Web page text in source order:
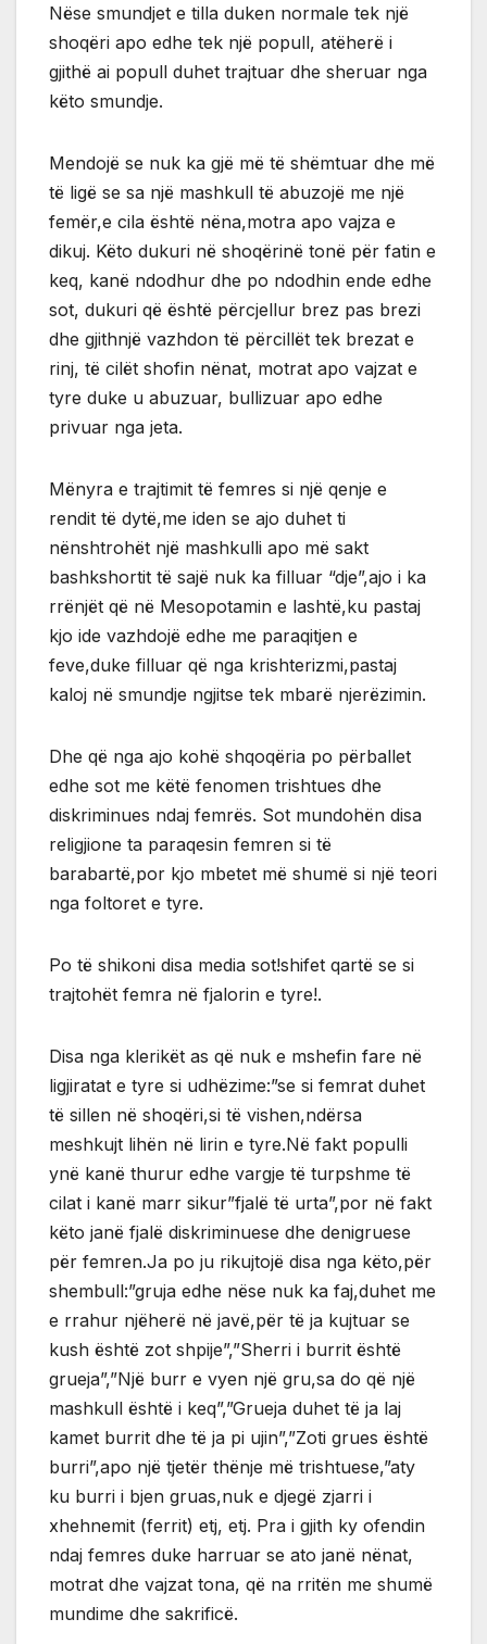
Nëse smundjet e tilla duken normale tek një
shoqëri apo edhe tek një popull, atëherë i
gjithë ai popull duhet trajtuar dhe sheruar nga
këto smundje.
Mendojë se nuk ka gjë më të shëmtuar dhe më
të ligë se sa një mashkull të abuzojë me një
femër,e cila është nëna,motra apo vajza e
dikuj. Këto dukuri në shoqërinë tonë për fatin e
keq, kanë ndodhur dhe po ndodhin ende edhe
sot, dukuri që është përcjellur brez pas brezi
dhe gjithnjë vazhdon të përcillët tek brezat e
rinj, të cilët shofin nënat, motrat apo vajzat e
tyre duke u abuzuar, bullizuar apo edhe
privuar nga jeta.
Mënyra e trajtimit të femres si një qenje e
rendit të dytë,me iden se ajo duhet ti
nënshtrohët një mashkulli apo më sakt
bashkshortit të sajë nuk ka filluar “dje”,ajo i ka
rrënjët që në Mesopotamin e lashtë,ku pastaj
kjo ide vazhdojë edhe me paraqitjen e
feve,duke filluar që nga krishterizmi,pastaj
kaloj në smundje ngjitse tek mbarë njerëzimin.
Dhe që nga ajo kohë shqoqëria po përballet
edhe sot me këtë fenomen trishtues dhe
diskriminues ndaj femrës. Sot mundohën disa
religjione ta paraqesin femren si të
barabartë,por kjo mbetet më shumë si një teori
nga foltoret e tyre.
Po të shikoni disa media sot!shifet qartë se si
trajtohët femra në fjalorin e tyre!.
Disa nga klerikët as që nuk e mshefin fare në
ligjiratat e tyre si udhëzime:”se si femrat duhet
të sillen në shoqëri,si të vishen,ndërsa
meshkujt lihën në lirin e tyre.Në fakt populli
ynë kanë thurur edhe vargje të turpshme të
cilat i kanë marr sikur”fjalë të urta”,por në fakt
këto janë fjalë diskriminuese dhe denigruese
për femren.Ja po ju rikujtojë disa nga këto,për
shembull:”gruja edhe nëse nuk ka faj,duhet me
e rrahur njëherë në javë,për të ja kujtuar se
kush është zot shpije”,”Sherri i burrit është
grueja”,”Një burr e vyen një gru,sa do që një
mashkull është i keq”,”Grueja duhet të ja laj
kamet burrit dhe të ja pi ujin”,”Zoti grues është
burri”,apo një tjetër thënje më trishtuese,”aty
ku burri i bjen gruas,nuk e djegë zjarri i
xhehnemit (ferrit) etj, etj. Pra i gjith ky ofendin
ndaj femres duke harruar se ato janë nënat,
motrat dhe vajzat tona, që na rritën me shumë
mundime dhe sakrificë.